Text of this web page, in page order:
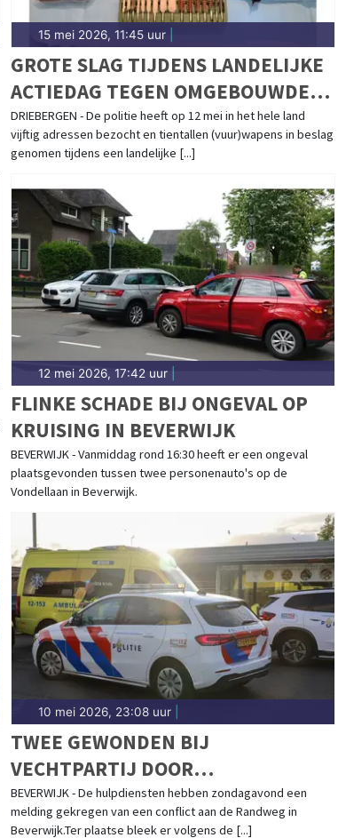
15 mei 2026, 11:45 uur|
GROTE SLAG TIJDENS LANDELIJKE
ACTIEDAG TEGEN OMGEBOUWDE
ALARMPISTOLEN
DRIEBERGEN - De politie heeft op 12 mei in het hele land
vijftig adressen bezocht en tientallen (vuur)wapens in beslag
genomen tijdens een landelijke [...]
12 mei 2026, 17:42 uur|
FLINKE SCHADE BIJ ONGEVAL OP
KRUISING IN BEVERWIJK
BEVERWIJK - Vanmiddag rond 16:30 heeft er een ongeval
plaatsgevonden tussen twee personenauto's op de
Vondellaan in Beverwijk.
10 mei 2026, 23:08 uur|
TWEE GEWONDEN BIJ
VECHTPARTIJ DOOR
PARKEERCONFLICT IN BEVERWIJK
BEVERWIJK - De hulpdiensten hebben zondagavond een
melding gekregen van een conflict aan de Randweg in
Beverwijk.Ter plaatse bleek er volgens de [...]